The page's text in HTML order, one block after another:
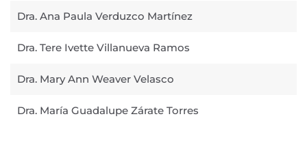
Dra. Ana Paula Verduzco Martínez
Dra. Tere Ivette Villanueva Ramos
Dra. Mary Ann Weaver Velasco
Dra. María Guadalupe Zárate Torres